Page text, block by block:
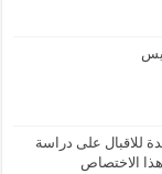
للاقبال على دراسة
الاختصاص